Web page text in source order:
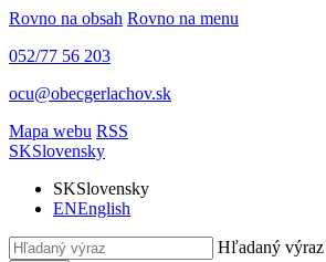
Rovno na obsah Rovno na menu
052/77 56 203
ocu@obecgerlachov.sk
Mapa webu RSS
SKSlovensky
SKSlovensky
ENEnglish
Hľadaný výraz